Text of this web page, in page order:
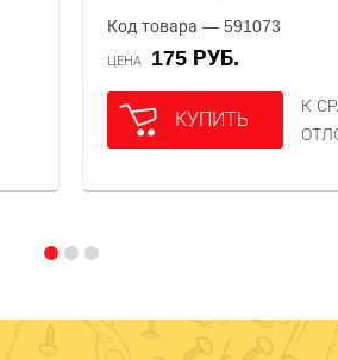
Код товара — 591073
ЦЕНА 175 РУБ.
КУПИТЬ
К